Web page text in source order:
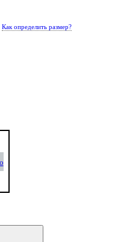
Как определить размер?